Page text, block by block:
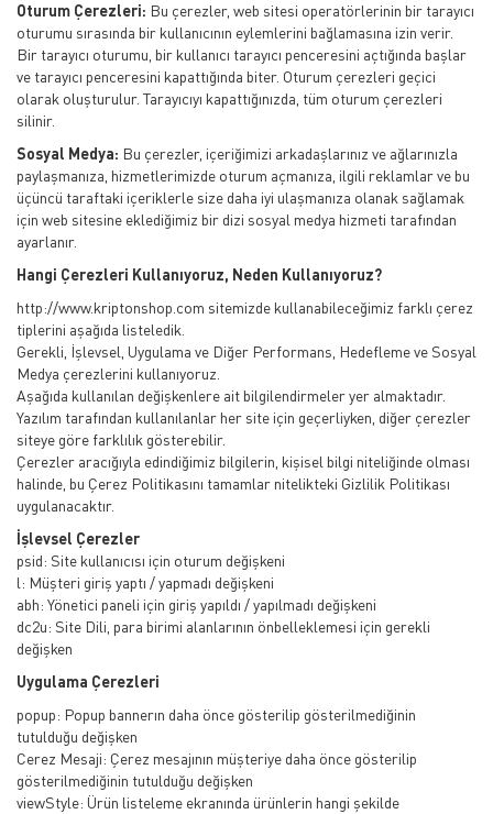
Oturum Çerezleri: Bu çerezler, web sitesi operatörlerinin bir tarayıcı
oturumu sırasında bir kullanıcının eylemlerini bağlamasına izin verir.
Bir tarayıcı oturumu, bir kullanıcı tarayıcı penceresini açtığında başlar
ve tarayıcı penceresini kapattığında biter. Oturum çerezleri geçici
olarak oluşturulur. Tarayıcıyı kapattığınızda, tüm oturum çerezleri
silinir.
Sosyal Medya: Bu çerezler, içeriğimizi arkadaşlarınız ve ağlarınızla
paylaşmanıza, hizmetlerimizde oturum açmanıza, ilgili reklamlar ve bu
üçüncü taraftaki içeriklerle size daha iyi ulaşmanıza olanak sağlamak
için web sitesine eklediğimiz bir dizi sosyal medya hizmeti tarafından
ayarlanır.
Hangi Çerezleri Kullanıyoruz, Neden Kullanıyoruz?
http://www.kriptonshop.com sitemizde kullanabileceğimiz farklı çerez
tiplerini aşağıda listeledik.
Gerekli, İşlevsel, Uygulama ve Diğer Performans, Hedefleme ve Sosyal
Medya çerezlerini kullanıyoruz.
Aşağıda kullanılan değişkenlere ait bilgilendirmeler yer almaktadır.
Yazılım tarafından kullanılanlar her site için geçerliyken, diğer çerezler
siteye göre farklılık gösterebilir.
Çerezler aracığıyla edindiğimiz bilgilerin, kişisel bilgi niteliğinde olması
halinde, bu Çerez Politikasını tamamlar nitelikteki Gizlilik Politikası
uygulanacaktır.
İşlevsel Çerezler
psid: Site kullanıcısı için oturum değişkeni
l: Müşteri giriş yaptı / yapmadı değişkeni
abh: Yönetici paneli için giriş yapıldı / yapılmadı değişkeni
dc2u: Site Dili, para birimi alanlarının önbelleklemesi için gerekli
değişken
Uygulama Çerezleri
popup: Popup bannerın daha önce gösterilip gösterilmediğinin
tutulduğu değişken
Cerez Mesaji: Çerez mesajının müşteriye daha önce gösterilip
gösterilmediğinin tutulduğu değişken
viewStyle: Ürün listeleme ekranında ürünlerin hangi şekilde